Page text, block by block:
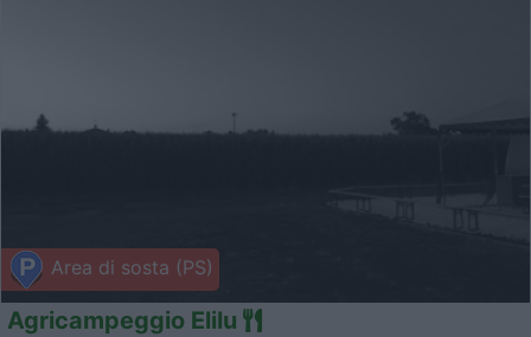
Area di sosta (PS)
Agricampeggio Elilu